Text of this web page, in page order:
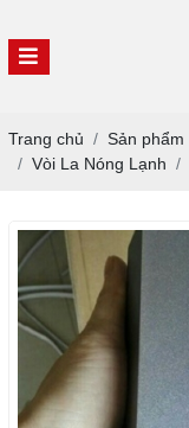
Trang chủ Sản phẩm
Vòi La Nóng Lạnh